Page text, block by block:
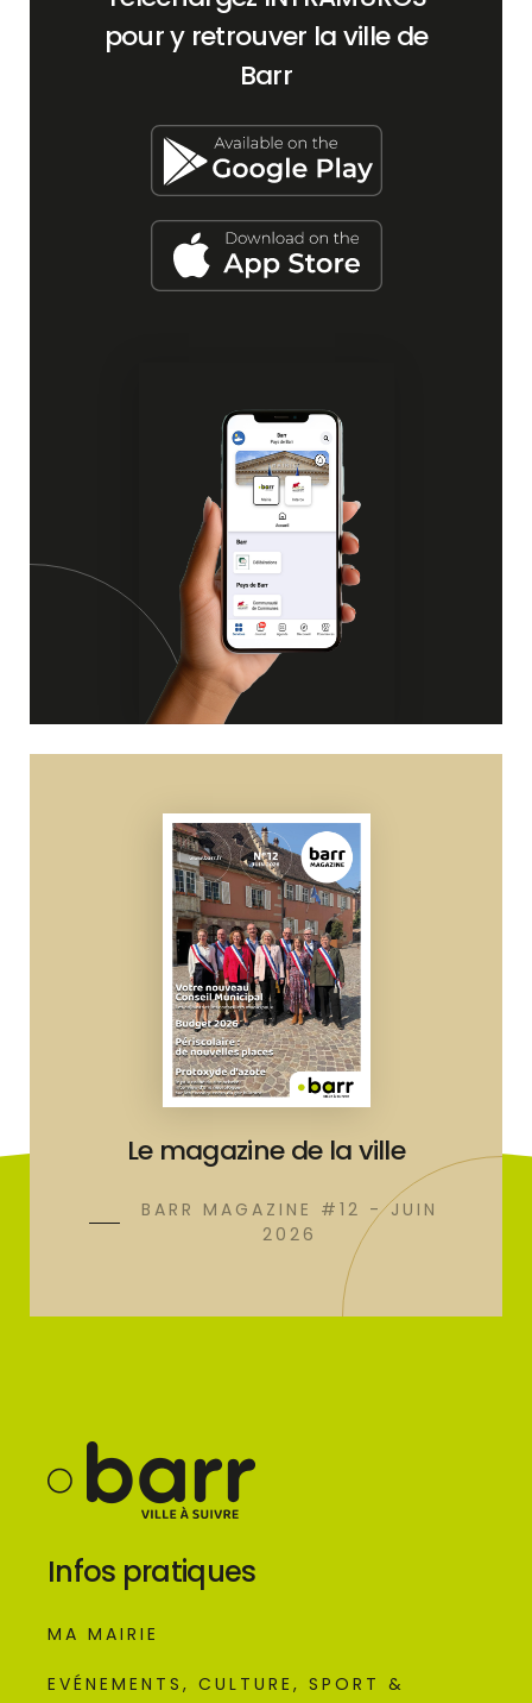
pour y retrouver la ville de
Barr
Le magazine de la ville
BARR MAGAZINE #12 - JUIN
2026
Infos pratiques
MA MAIRIE
EVÉNEMENTS, CULTURE, SPORT &